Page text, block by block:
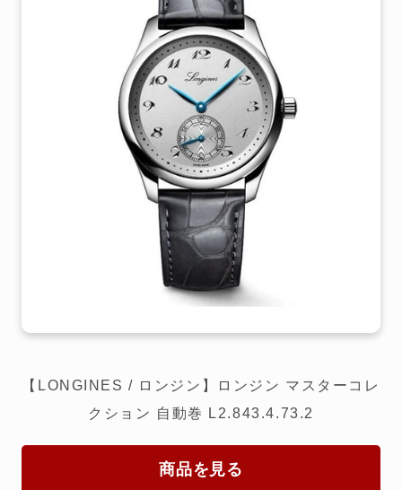
【LONGINES / ロンジン】ロンジン マスターコレ
クション 自動巻 L2.843.4.73.2
商品を見る